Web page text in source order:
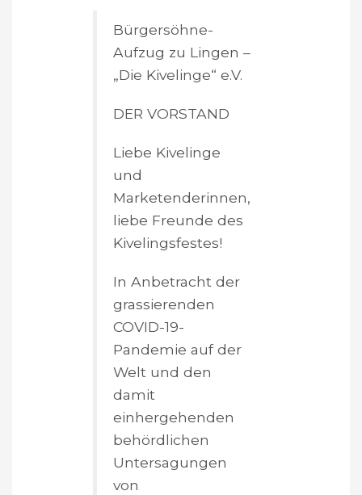
Bürgersöhne-
Aufzug zu Lingen –
„Die Kivelinge“ e.V.
DER VORSTAND
Liebe Kivelinge
und
Marketenderinnen,
liebe Freunde des
Kivelingsfestes!
In Anbetracht der
grassierenden
COVID-19-
Pandemie auf der
Welt und den
damit
einhergehenden
behördlichen
Untersagungen
von